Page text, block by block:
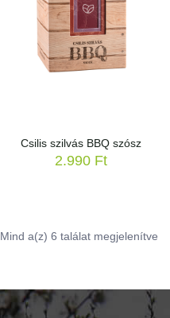
Csilis szilvás BBQ szósz
2.990 Ft
Mind a(z) 6 találat megjelenítve